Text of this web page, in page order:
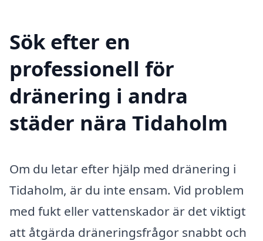
Sök efter en
professionell för
dränering i andra
städer nära Tidaholm
Om du letar efter hjälp med dränering i
Tidaholm, är du inte ensam. Vid problem
med fukt eller vattenskador är det viktigt
att åtgärda dräneringsfrågor snabbt och